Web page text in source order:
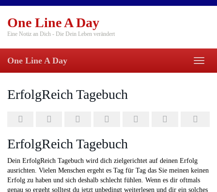
Skip
main
content
One Line A Day
Eine Notiz an Dich - Die Dein Leben verändert
Toggle
One Line A Day
ErfolgReich Tagebuch
ErfolgReich Tagebuch
Dein ErfolgReich Tagebuch wird dich zielgerichtet auf deinen Erfolg
ausrichten. Vielen Menschen ergeht es Tag für Tag das Sie meinen keinen
Erfolg zu haben und sich deshalb schlecht fühlen. Wenn es dir oftmals
genau so ergeht solltest du jetzt unbedingt weiterlesen und dir ein solches